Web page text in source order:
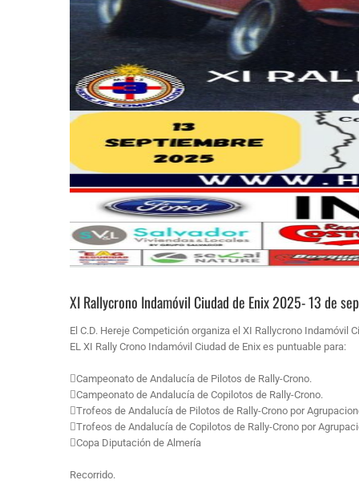
XI Rallycrono Indamóvil Ciudad de Enix 2025- 13 de
El C.D. Hereje Competición organiza el XI Rallycrono
EL XI Rally Crono Indamóvil Ciudad de Enix es puntuable para:
Campeonato de Andalucía de Pilotos de Rally-Crono.
Campeonato de Andalucía de Copilotos de Rally-Crono.
Trofeos de Andalucía de Pilotos de Rally-Crono por
Trofeos de Andalucía de Copilotos de Rally-Crono por
Copa Diputación de Almería
Recorrido.